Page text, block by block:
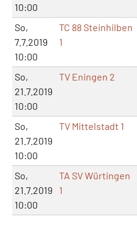
10:00
So,
7.7.2019
10:00
TC 88 Steinhilben
1
So,
21.7.2019
10:00
TV Eningen 2
So,
21.7.2019
10:00
TV Mittelstadt 1
So,
21.7.2019
10:00
TA SV Würtingen
1